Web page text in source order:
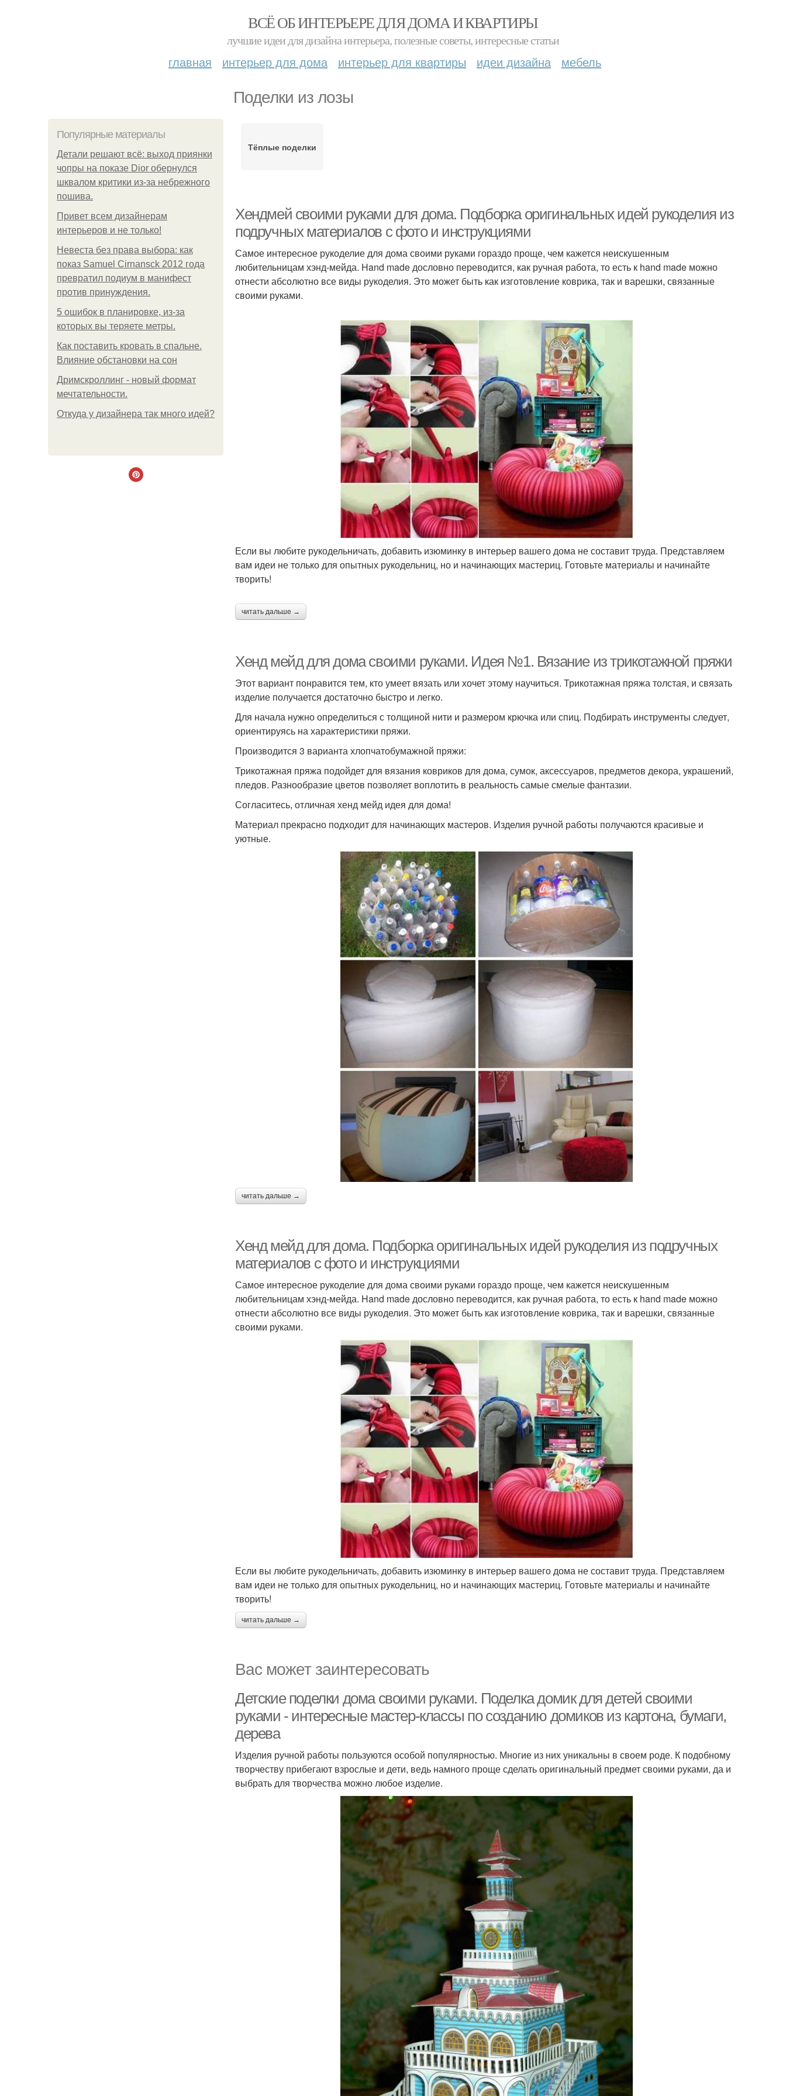
ВСЁ ОБ ИНТЕРЬЕРЕ ДЛЯ ДОМА И КВАРТИРЫ
лучшие идеи для дизайна интерьера, полезные советы, интересные статьи
главная интерьер для дома интерьер для квартиры идеи дизайна мебель
Поделки из лозы
Популярные материалы
Детали решают всё: выход приянки
чопры на показе Dior обернулся
шквалом критики из-за небрежного
пошива.
Привет всем дизайнерам
интерьеров и не только!
Невеста без права выбора: как
показ Samuel Cirnansck 2012 года
превратил подиум в манифест
против принуждения.
5 ошибок в планировке, из-за
которых вы теряете метры.
Как поставить кровать в спальне.
Влияние обстановки на сон
Дримскроллинг - новый формат
мечтательности.
Откуда у дизайнера так много идей?
Тёплые поделки
Хендмей своими руками для дома. Подборка оригинальных идей рукоделия из
подручных материалов с фото и инструкциями
Самое интересное рукоделие для дома своими руками гораздо проще, чем кажется неискушенным
любительницам хэнд-мейда. Hand made дословно переводится, как ручная работа, то есть к hand made можно
отнести абсолютно все виды рукоделия. Это может быть как изготовление коврика, так и варешки, связанные
своими руками.
Если вы любите рукодельничать, добавить изюминку в интерьер вашего дома не составит труда. Представляем
вам идеи не только для опытных рукодельниц, но и начинающих мастериц. Готовьте материалы и начинайте
творить!
читать дальше →
Хенд мейд для дома своими руками. Идея №1. Вязание из трикотажной пряжи
Этот вариант понравится тем, кто умеет вязать или хочет этому научиться. Трикотажная пряжа толстая, и связать
изделие получается достаточно быстро и легко.
Для начала нужно определиться с толщиной нити и размером крючка или спиц. Подбирать инструменты следует,
ориентируясь на характеристики пряжи.
Производится 3 варианта хлопчатобумажной пряжи:
Трикотажная пряжа подойдет для вязания ковриков для дома, сумок, аксессуаров, предметов декора, украшений,
пледов. Разнообразие цветов позволяет воплотить в реальность самые смелые фантазии.
Согласитесь, отличная хенд мейд идея для дома!
Материал прекрасно подходит для начинающих мастеров. Изделия ручной работы получаются красивые и
уютные.
читать дальше →
Хенд мейд для дома. Подборка оригинальных идей рукоделия из подручных
материалов с фото и инструкциями
Самое интересное рукоделие для дома своими руками гораздо проще, чем кажется неискушенным
любительницам хэнд-мейда. Hand made дословно переводится, как ручная работа, то есть к hand made можно
отнести абсолютно все виды рукоделия. Это может быть как изготовление коврика, так и варешки, связанные
своими руками.
Если вы любите рукодельничать, добавить изюминку в интерьер вашего дома не составит труда. Представляем
вам идеи не только для опытных рукодельниц, но и начинающих мастериц. Готовьте материалы и начинайте
творить!
читать дальше →
Вас может заинтересовать
Детские поделки дома своими руками. Поделка домик для детей своими
руками - интересные мастер-классы по созданию домиков из картона, бумаги,
дерева
Изделия ручной работы пользуются особой популярностью. Многие из них уникальны в своем роде. К подобному
творчеству прибегают взрослые и дети, ведь намного проще сделать оригинальный предмет своими руками, да и
выбрать для творчества можно любое изделие.